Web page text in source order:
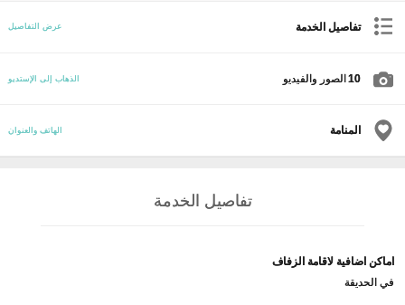
تفاصيل الخدمة عرض التفاصيل
10 الصور والفيديو الذهاب إلى الإستديو
المنامة الهاتف والعنوان
تفاصيل الخدمة
اماكن اضافية لاقامة الزفاف
في الحديقة